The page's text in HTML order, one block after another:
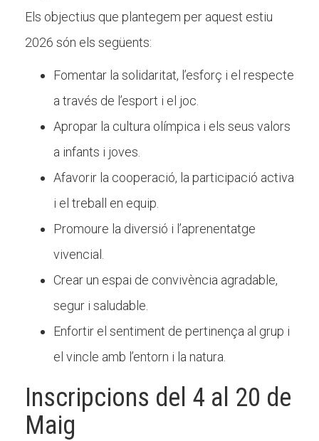
Els objectius que plantegem per aquest estiu
2026 són els següents:
Fomentar la solidaritat, l’esforç i el respecte
a través de l’esport i el joc.
Apropar la cultura olímpica i els seus valors
a infants i joves.
Afavorir la cooperació, la participació activa
i el treball en equip.
Promoure la diversió i l’aprenentatge
vivencial.
Crear un espai de convivència agradable,
segur i saludable.
Enfortir el sentiment de pertinença al grup i
el vincle amb l’entorn i la natura.
Inscripcions del 4 al 20 de
Maig
Xarxes socials
Fes voluntariat
Fes un donatiu
Treballa amb nosaltres